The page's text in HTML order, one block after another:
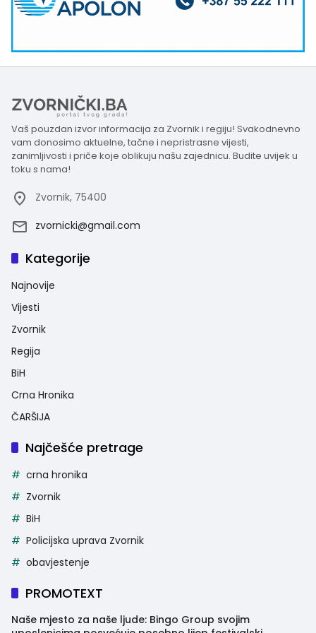
Vaš pouzdan izvor informacija za Zvornik i regiju! Svakodnevno
vam donosimo aktuelne, tačne i nepristrasne vijesti,
zanimljivosti i priče koje oblikuju našu zajednicu. Budite uvijek u
toku s nama!
Zvornik, 75400
zvornicki@gmail.com
Kategorije
Najnovije
Vijesti
Zvornik
Regija
BiH
Crna Hronika
ČARŠIJA
Najčešće pretrage
crna hronika
Zvornik
BiH
Policijska uprava Zvornik
obavjestenje
PROMOTEXT
Naše mjesto za naše ljude: Bingo Group svojim